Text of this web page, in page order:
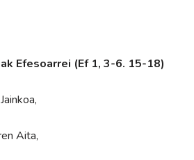
Efesoarrei (Ef 1, 3-6. 15-18)
Aita,